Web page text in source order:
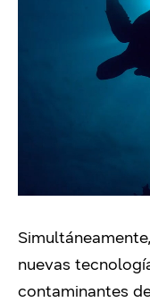
nuevas
contaminantes